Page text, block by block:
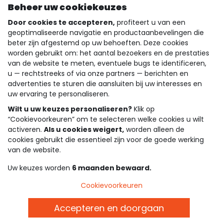
Ontdek onze applicatie
wie zijn we?
hulp nodig
loyalty club
onze catalogus
Algemene verkoop en gebruiksvoorwaarden
Privacybeleid
Cookies en persoonsgegevens
Beheer uw cookiekeuzes
Door cookies te accepteren, profiteert u van een
geoptimaliseerde navigatie en productaanbevelingen die
beter zijn afgestemd op uw behoeften. Deze cookies
worden gebruikt om: het aantal bezoekers en de prestaties
van de website te meten, eventuele bugs te identificeren,
u — rechtstreeks of via onze partners — berichten en
advertenties te sturen die aansluiten bij uw interesses en
uw ervaring te personaliseren.
Wilt u uw keuzes personaliseren? Klik op
“Cookievoorkeuren” om te selecteren welke cookies u wilt
activeren. Als u cookies weigert, worden alleen de
cookies gebruikt die essentieel zijn voor de goede werking
van de website.
Uw keuzes worden 6 maanden bewaard.
Cookievoorkeuren
Accepteren en doorgaan